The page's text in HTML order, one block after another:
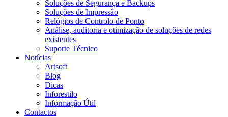
Soluções de Segurança e Backups
Soluções de Impressão
Relógios de Controlo de Ponto
Análise, auditoria e otimização de soluções de redes
existentes
Suporte Técnico
Notícias
Artsoft
Blog
Dicas
Inforestilo
Informação Útil
Contactos